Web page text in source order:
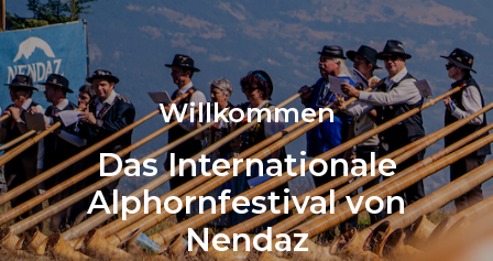
Willkommen
Das Internationale
Alphornfestival von
Nendaz